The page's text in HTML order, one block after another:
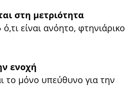
στη μετριότητα
είναι ανόητο, φτηνιάρικο
ενοχή
το μόνο υπεύθυνο για την